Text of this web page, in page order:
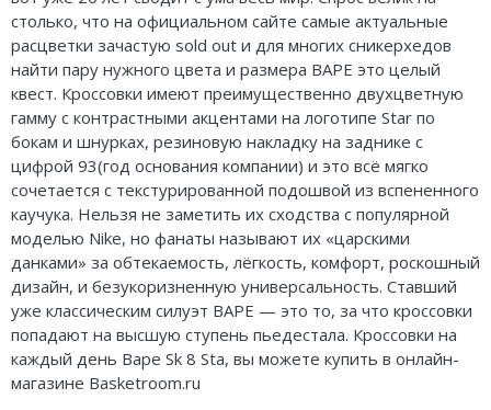
столько, что на официальном сайте самые актуальные
расцветки зачастую sold out и для многих сникерхедов
найти пару нужного цвета и размера BAPE это целый
квест. Кроссовки имеют преимущественно двухцветную
гамму с контрастными акцентами на логотипе Star по
бокам и шнурках, резиновую накладку на заднике с
цифрой 93(год основания компании) и это всё мягко
сочетается с текстурированной подошвой из вспененного
каучука. Нельзя не заметить их сходства с популярной
моделью Nike, но фанаты называют их «царскими
данками» за обтекаемость, лёгкость, комфорт, роскошный
дизайн, и безукоризненную универсальность. Ставший
уже классическим силуэт BAPE — это то, за что кроссовки
попадают на высшую ступень пьедестала. Кроссовки на
каждый день Bape Sk 8 Sta, вы можете купить в онлайн-
магазине Basketroom.ru
Air Jordan 5
Air Jordan 6
Air Jordan 7
Air Jordan 10
Air Jordan 11
Air Jordan 12
Air Jordan 13
Air Jordan 14
Air Jordan 15
Nike Air Deldon
Nike Sabrina
Nike A’ja
Nike ST
Nike GT
Nike Ja
Nike Book
Nike LeBron
Nike Kyrie